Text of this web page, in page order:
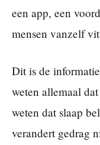
een app, een
mensen vanzelf
Dit is de
weten allemaal
weten dat slaap
verandert gedrag